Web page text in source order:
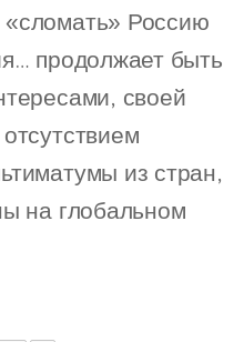
Россию
продолжает быть
своей
из стран,
на глобальном